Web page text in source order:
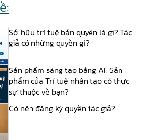
Sở hữu trí tuệ bản quyền là gì? Tác
giả có những quyền gì?
Sản phẩm sáng tạo bằng AI: Sản
phẩm của Trí tuệ nhân tạo có thực
sự thuộc về bạn?
Có nên đăng ký quyền tác giả?